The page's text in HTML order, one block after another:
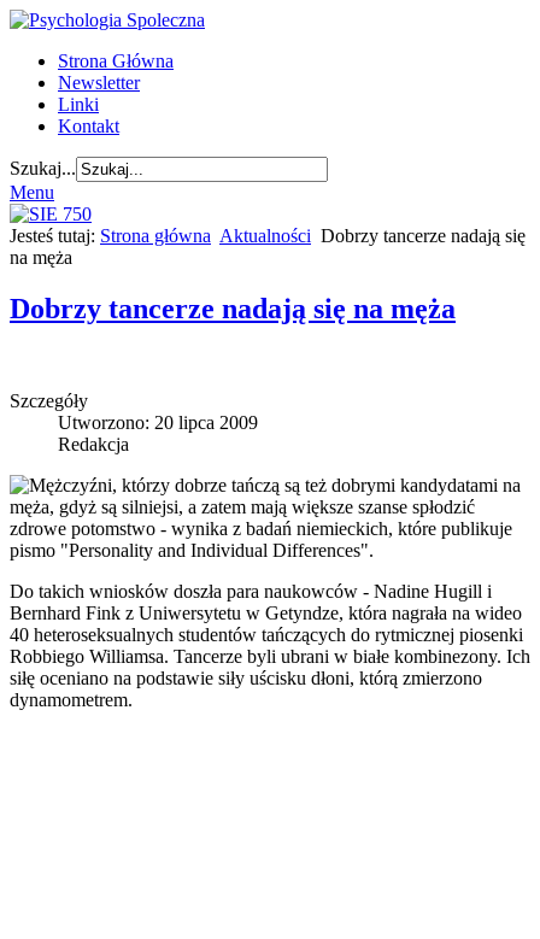
Strona Główna
Newsletter
Linki
Kontakt
Szukaj...
Menu
Jesteś tutaj: Strona główna Aktualności Dobrzy tancerze nadają się
na męża
Dobrzy tancerze nadają się na męża
Szczegóły
Utworzono: 20 lipca 2009
Redakcja
Mężczyźni, którzy dobrze tańczą są też dobrymi kandydatami na
męża, gdyż są silniejsi, a zatem mają większe szanse spłodzić
zdrowe potomstwo - wynika z badań niemieckich, które publikuje
pismo "Personality and Individual Differences".
Do takich wniosków doszła para naukowców - Nadine Hugill i
Bernhard Fink z Uniwersytetu w Getyndze, która nagrała na wideo
40 heteroseksualnych studentów tańczących do rytmicznej piosenki
Robbiego Williamsa. Tancerze byli ubrani w białe kombinezony. Ich
siłę oceniano na podstawie siły uścisku dłoni, którą zmierzono
dynamometrem.